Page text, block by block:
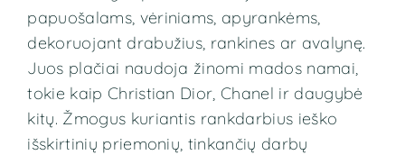
papuošalams, vėriniams, apyrankėms,
dekoruojant drabužius, rankines ar avalynę.
Juos plačiai naudoja žinomi mados namai,
tokie kaip Christian Dior, Chanel ir daugybė
kitų. Žmogus kuriantis rankdarbius ieško
išskirtinių priemonių, tinkančių darbų